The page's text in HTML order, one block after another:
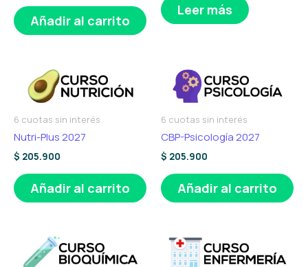
Añadir al carrito
Leer más
6 cuotas sin interés
Nutri-Plus 2027
$ 205.900
Añadir al carrito
6 cuotas sin interés
CBP-Psicología 2027
$ 205.900
Añadir al carrito